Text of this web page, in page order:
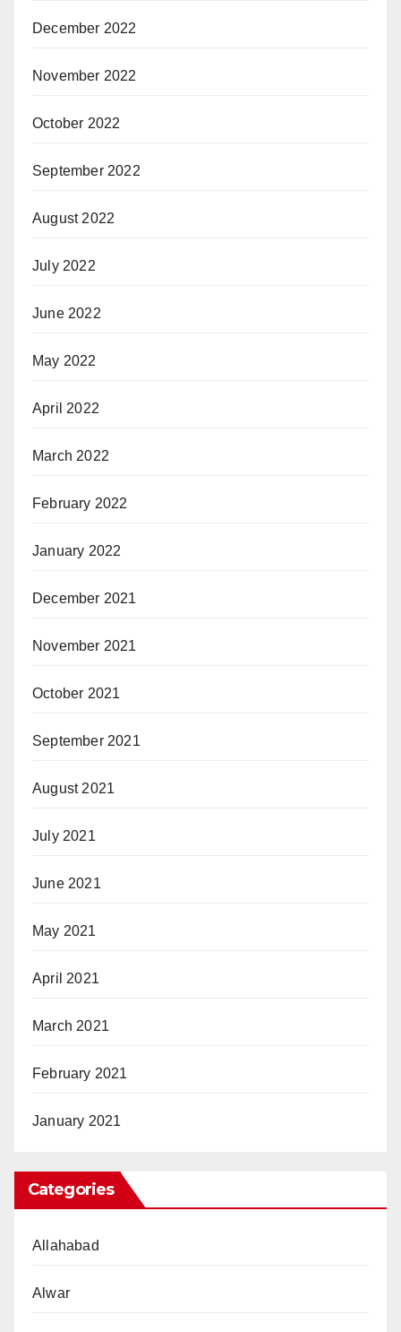
December 2022
November 2022
October 2022
September 2022
August 2022
July 2022
June 2022
May 2022
April 2022
March 2022
February 2022
January 2022
December 2021
November 2021
October 2021
September 2021
August 2021
July 2021
June 2021
May 2021
April 2021
March 2021
February 2021
January 2021
Categories
Allahabad
Alwar